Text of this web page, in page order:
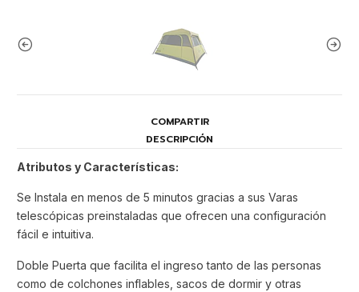
COMPARTIR
DESCRIPCIÓN
Atributos y Características:
Se Instala en menos de 5 minutos gracias a sus Varas
telescópicas preinstaladas que ofrecen una configuración
fácil e intuitiva.
Doble Puerta que facilita el ingreso tanto de las personas
como de colchones inflables, sacos de dormir y otras